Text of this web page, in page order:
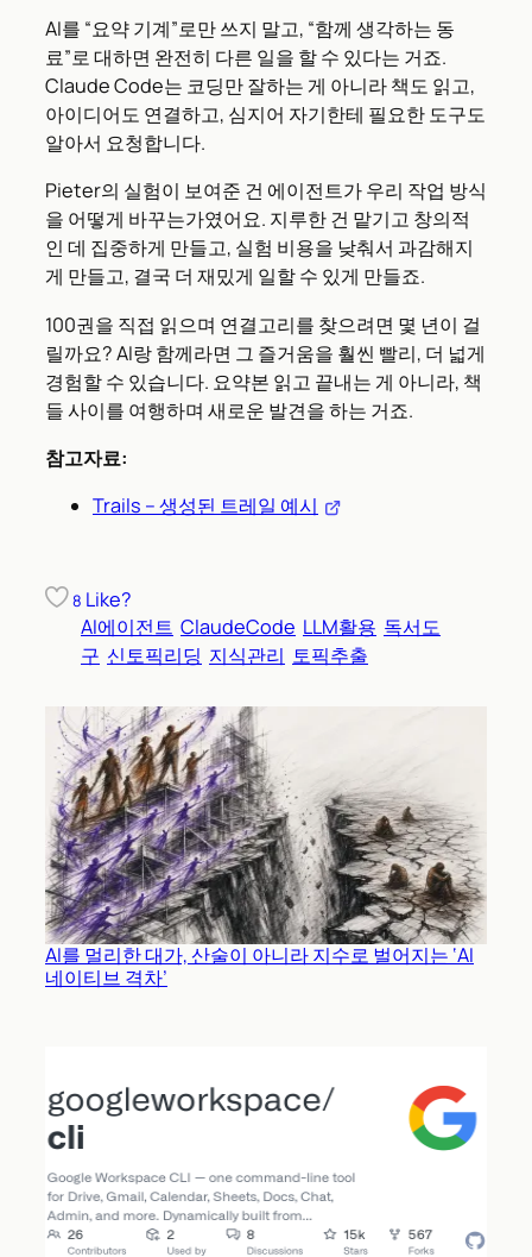
AI를 “요약 기계”로만 쓰지 말고, “함께 생각하는 동
료”로 대하면 완전히 다른 일을 할 수 있다는 거죠.
Claude Code는 코딩만 잘하는 게 아니라 책도 읽고,
아이디어도 연결하고, 심지어 자기한테 필요한 도구도
알아서 요청합니다.
Pieter의 실험이 보여준 건 에이전트가 우리 작업 방식
을 어떻게 바꾸는가였어요. 지루한 건 맡기고 창의적
인 데 집중하게 만들고, 실험 비용을 낮춰서 과감해지
게 만들고, 결국 더 재밌게 일할 수 있게 만들죠.
100권을 직접 읽으며 연결고리를 찾으려면 몇 년이 걸
릴까요? AI랑 함께라면 그 즐거움을 훨씬 빨리, 더 넓게
경험할 수 있습니다. 요약본 읽고 끝내는 게 아니라, 책
들 사이를 여행하며 새로운 발견을 하는 거죠.
참고자료:
Trails – 생성된 트레일 예시
8 Like?
AI에이전트 ClaudeCode LLM활용 독서도
구 신토픽리딩 지식관리 토픽추출
AI를 멀리한 대가, 산술이 아니라 지수로 벌어지는 ‘AI
네이티브 격차’